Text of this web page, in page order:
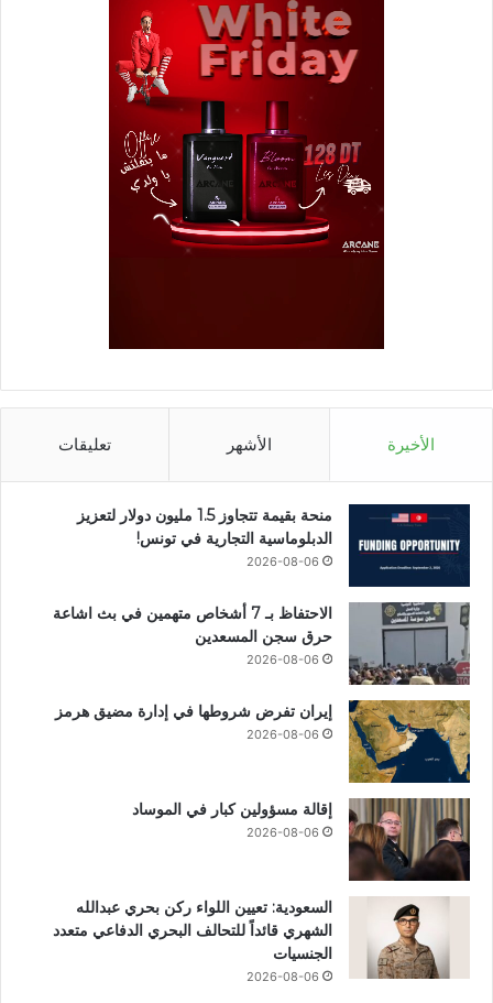
الأخيرة الأشهر تعليقات
منحة بقيمة تتجاوز 1.5 مليون دولار لتعزيز
الدبلوماسية التجارية في تونس!
2026-08-06
الاحتفاظ بـ 7 أشخاص متهمين في بث اشاعة
حرق سجن المسعدين
2026-08-06
إيران تفرض شروطها في إدارة مضيق هرمز
2026-08-06
إقالة مسؤولين كبار في الموساد
2026-08-06
السعودية: تعيين اللواء ركن بحري عبدالله
الشهري قائداً للتحالف البحري الدفاعي متعدد
الجنسيات
2026-08-06